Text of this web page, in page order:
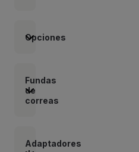
Opciones
Fundas
de
correas
Adaptadores